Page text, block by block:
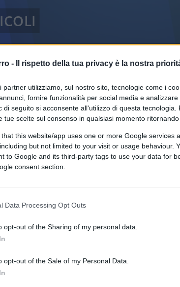
- Il rispetto della tua privacy è la nostra
partner utilizziamo, sul nostro sito, tecnologie come i
fornire funzionalità per social media e analizzare
di seguito si acconsente all'utilizzo di questa tecnologia.
tue scelte sul consenso in qualsiasi momento
that this website/app uses one or more Google services
but not limited to your visit or usage behaviour.
to Google and its third-party tags to use your data for
consent section.
Data Processing Opt Outs
opt-out of the Sharing of my personal data.
opt-out of the Sale of my Personal Data.
CLICCA QUI
sulle mascherine, realizzato da Emg-
di continuare ad utilizzarle anche
il 27% degli intervistati sostengono di
in quest’ultimo caso di una sempre più
rischiano di venire spazzati via dalla
che, in un sol colpo, ha
veniva definito Stato liberale.